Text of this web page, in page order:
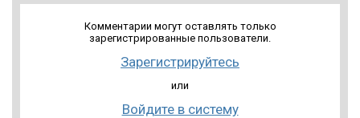
Комментарии могут оставлять только
зарегистрированные пользователи.
Зарегистрируйтесь
или
Войдите в систему